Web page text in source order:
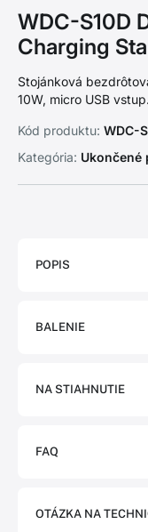
WDC-S10D
Charging
Stojánková
10W, micro USB vstup.
Kód produktu: WDC-
Kategória: Ukončené
POPIS
BALENIE
NA STIAHNUTIE
FAQ
OTÁZKA NA